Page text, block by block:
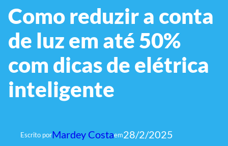
Como reduzir a conta
de luz em até 50%
com dicas de elétrica
inteligente
Escrito porMardey Costaem28/2/2025